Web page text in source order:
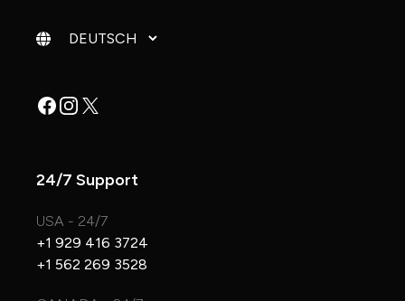
Sprache ändern
Facebook
Instagram
X
24/7 Support
USA - 24/7
+1 929 416 3724
+1 562 269 3528